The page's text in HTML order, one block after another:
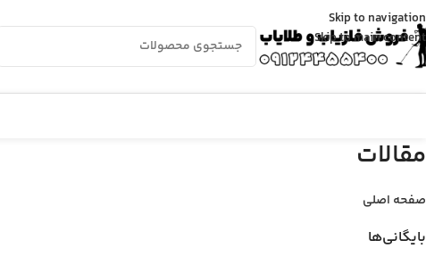
Skip to navigation
Skip to main content
مقالات
صفحه اصلی
بایگانی‌ها